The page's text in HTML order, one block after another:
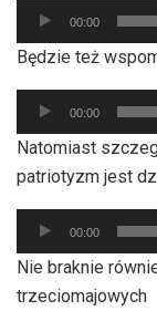
Odtwarzacz
plików
dźwiękowych
00:00
Będzie też
Odtwarzacz
plików
dźwiękowych
00:00
Natomiast
patriotyzm jest
Odtwarzacz
plików
dźwiękowych
00:00
Nie braknie
trzeciomajowych